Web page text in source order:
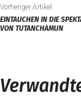
Vorheriger Artikel
EINTAUCHEN IN DIE
VON TUTANCHAMUN